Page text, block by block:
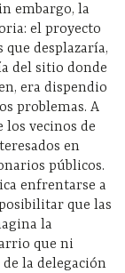
embargo, la
el proyecto
desplazaría,
del sitio donde
era dispendio
problemas. A
los vecinos de
en
públicos.
enfrentarse a
que las
la
que ni
la delegación